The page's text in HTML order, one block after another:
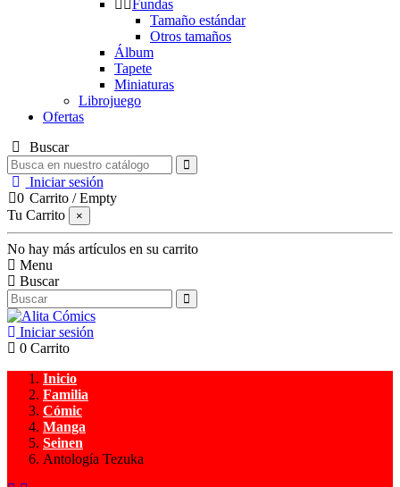
Fundas
Tamaño estándar
Otros tamaños
Álbum
Tapete
Miniaturas
Librojuego
Ofertas
Buscar
Iniciar sesión
0 Carrito /Empty
Tu Carrito
×
No hay más artículos en su carrito
Menu
Buscar
Iniciar sesión
0 Carrito
Inicio
Familia
Cómic
Manga
Seinen
Antología Tezuka